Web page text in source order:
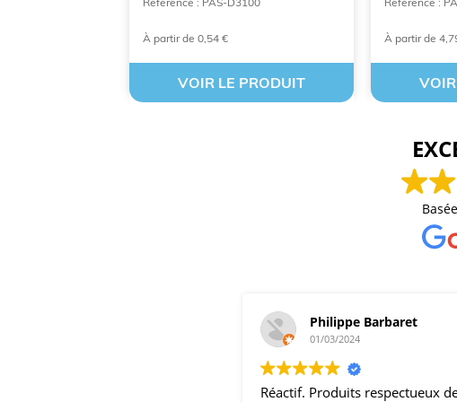
À partir de 0,54 €
VOIR LE PRODUIT
À partir de
Philippe Barbaret
01/03/2024
Réactif. Produits respectueux